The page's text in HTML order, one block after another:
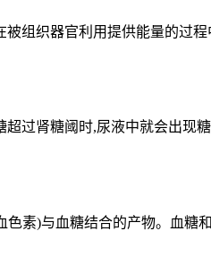
被组织器官利用提供能量的
过肾糖阈时,尿液中就会出现
素)与血糖结合的产物。血糖